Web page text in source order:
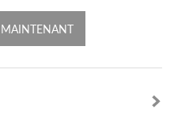
MAINTENANT